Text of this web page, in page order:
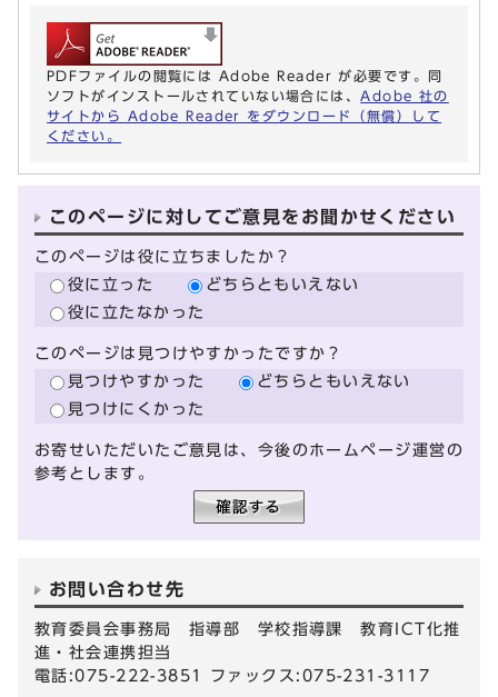
PDFファイルの閲覧には Adobe Reader が必要です。同
ソフトがインストールされていない場合には、 Adobe 社の
サイトから Adobe Reader をダウンロード（無償）して
ください。
このページに対してご意見をお聞かせください
このページは役に立ちましたか？
役に立った
どちらともいえない
役に立たなかった
このページは見つけやすかったですか？
見つけやすかった
どちらともいえない
見つけにくかった
お寄せいただいたご意見は、今後のホームページ運営の
参考とします。
お問い合わせ先
教育委員会事務局 指導部 学校指導課 教育ICT化推
進・社会連携担当
電話:075-222-3851 ファックス:075-231-3117